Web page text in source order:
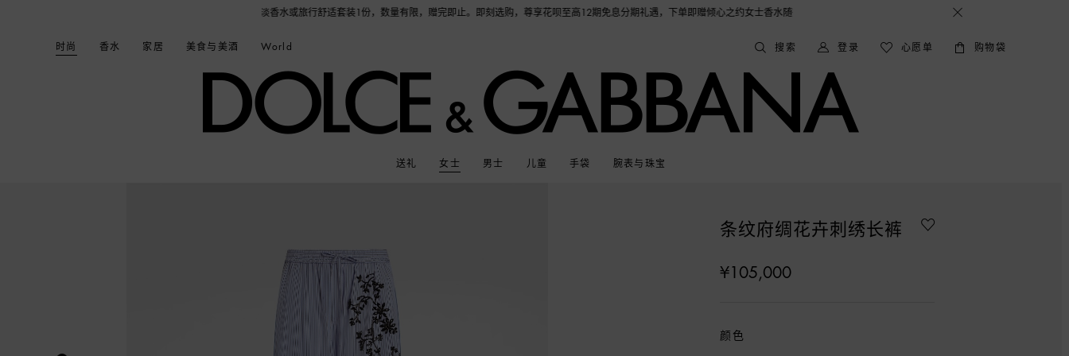
1个，更有机会获得浅蓝淡香水或旅行舒适套装1份，数量有限，赠完即止。即刻选购，尊享花呗至高12期免息分期礼遇，下单即赠倾心之约女士香水随行装1.5ML，DOLCE&GABBANA 期待与您的相遇！
时尚 香水 家居 美食与美酒 World 搜索 登录 心愿单 购物袋
送礼 女士 男士 儿童 手袋 腕表与珠宝
条纹府绸花卉刺绣长裤
¥105,000
颜色